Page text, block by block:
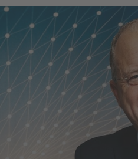
Nachhaltigkeit